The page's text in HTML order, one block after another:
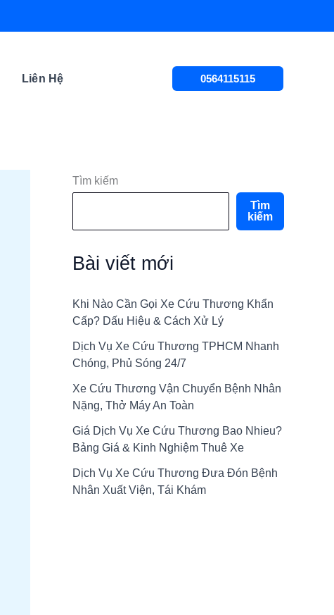
Liên Hệ 0564115115
Tìm kiếm
Tìm
kiếm
Bài viết mới
Khi Nào Cần Gọi Xe Cứu Thương Khẩn
Cấp? Dấu Hiệu & Cách Xử Lý
Dịch Vụ Xe Cứu Thương TPHCM Nhanh
Chóng, Phủ Sóng 24/7
Xe Cứu Thương Vận Chuyển Bệnh Nhân
Nặng, Thở Máy An Toàn
Giá Dịch Vụ Xe Cứu Thương Bao Nhieu?
Bảng Giá & Kinh Nghiệm Thuê Xe
Dịch Vụ Xe Cứu Thương Đưa Đón Bệnh
Nhân Xuất Viện, Tái Khám